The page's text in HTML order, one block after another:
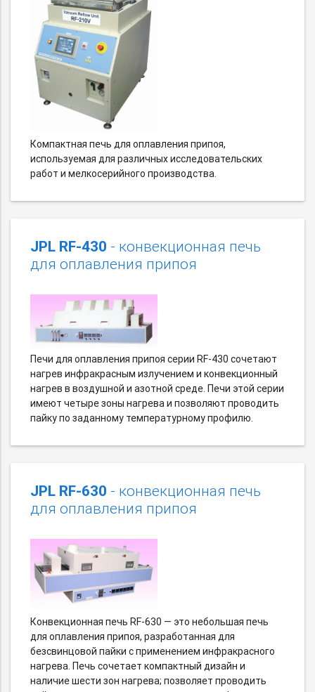
Компактная печь для оплавления припоя,
используемая для различных исследовательских
работ и мелкосерийного производства.
JPL RF-430 - конвекционная печь
для оплавления припоя
Печи для оплавления припоя серии RF-430 сочетают
нагрев инфракрасным излучением и конвекционный
нагрев в воздушной и азотной среде. Печи этой серии
имеют четыре зоны нагрева и позволяют проводить
пайку по заданному температурному профилю.
JPL RF-630 - конвекционная печь
для оплавления припоя
Конвекционная печь RF-630 — это небольшая печь
для оплавления припоя, разработанная для
безсвинцовой пайки с применением инфракрасного
нагрева. Печь сочетает компактный дизайн и
наличие шести зон нагрева; позволяет проводить